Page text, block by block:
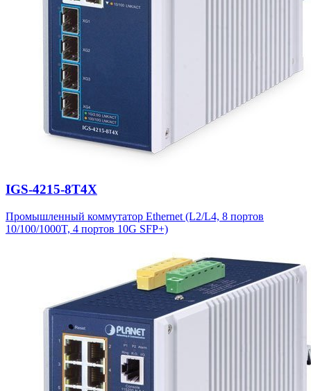
IGS-4215-8T4X
Промышленный коммутатор Ethernet (L2/L4, 8 портов
10/100/1000T, 4 портов 10G SFP+)